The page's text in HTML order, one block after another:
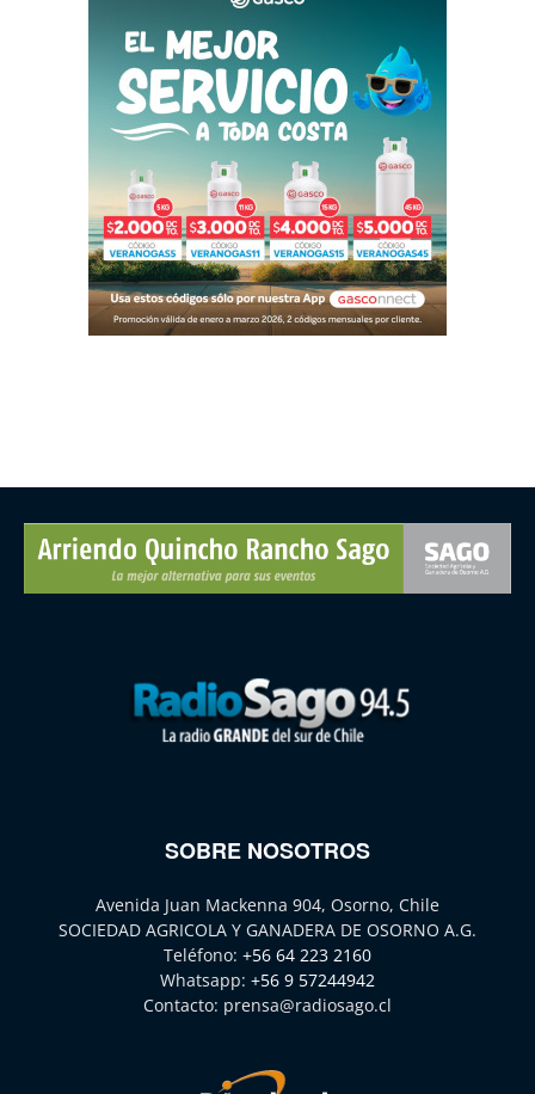
SOBRE NOSOTROS
Avenida Juan Mackenna 904, Osorno, Chile
SOCIEDAD AGRICOLA Y GANADERA DE OSORNO A.G.
Teléfono: +56 64 223 2160
Whatsapp: +56 9 57244942
Contacto: prensa@radiosago.cl